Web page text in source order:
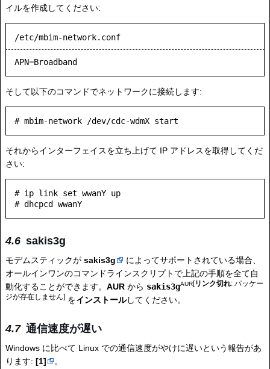
イルを作成してください:
/etc/mbim-network.conf
APN=Broadband
そして以下のコマンドでネットワークに接続します:
それからインターフェイスを立ち上げて IP アドレスを取得してくだ
さい:
# ip link set wwanY up
sakis3g
モデムスティックが sakis3g
によってサポートされている場合、
オールインワンのコマンドラインスクリプトで上記の手順を全て自
動化することができます。 AUR から sakis3gAUR[リンク切れ: パッケー
ジが存在しません] をインストールしてください。
通信速度が遅い
Windows に比べて Linux での通信速度がやけに遅いという報告があ
ります: [1] 。